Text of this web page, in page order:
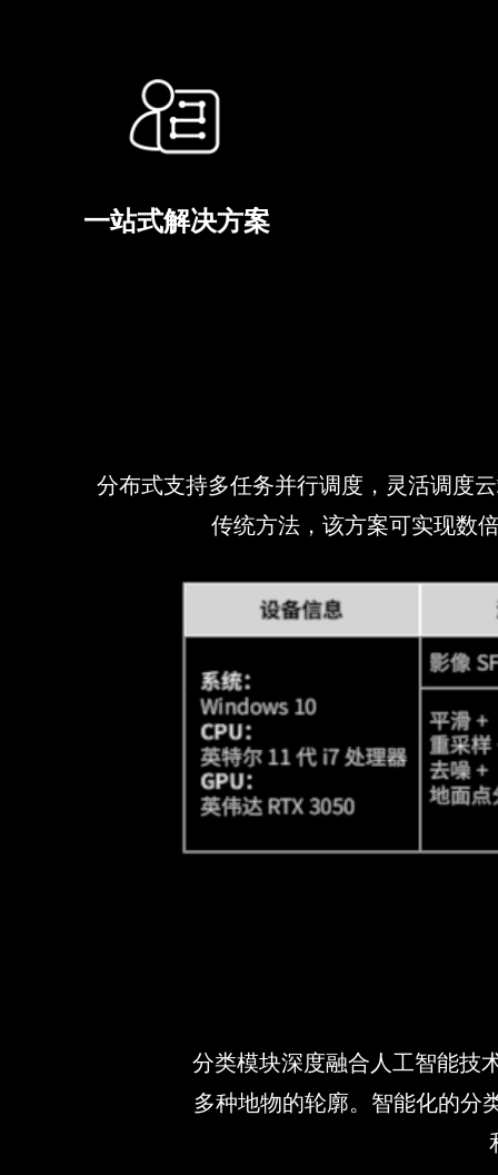
一站式解决方案
分类模块深度融合人工智能技
多种地物的轮廓。智能化的分
分布式支持多任务并行调度，灵活调度
传统方法，该方案可实现数